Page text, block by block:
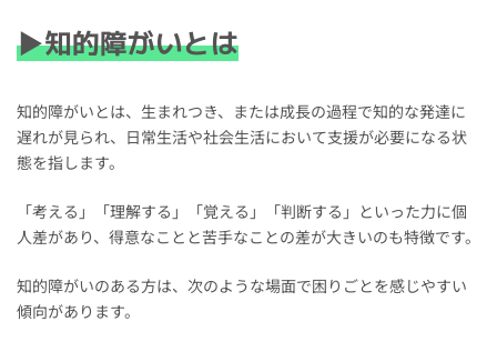
▶知的障がいとは
知的障がいとは、生まれつき、または成長の過程で知的な発達に
遅れが見られ、日常生活や社会生活において支援が必要になる状
態を指します。
「考える」「理解する」「覚える」「判断する」といった力に個
人差があり、得意なことと苦手なことの差が大きいのも特徴です。
知的障がいのある方は、次のような場面で困りごとを感じやすい
傾向があります。